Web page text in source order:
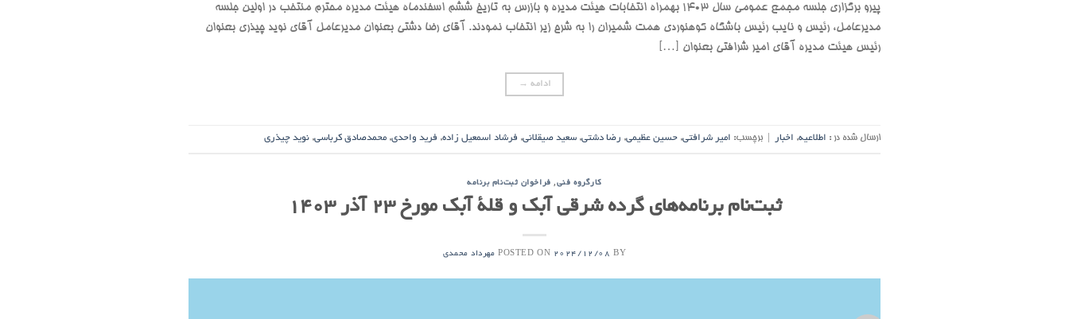
پیرو برگزاری جلسه مجمع عمومی سال 1403 بهمراه انتخابات هیئت مدیره و بازرس به تاریخ ششم اسفندماه هیئت مدیره محترم منتخب در اولین جلسه
مدیرعامل، رئیس و نایب رئیس باشگاه کوهنوردی همت شمیران را به شرح زیر انتخاب نمودند. آقای رضا دشتی بعنوان مدیرعامل آقای نوید چیذری بعنوان
رئیس هیئت مدیره آقای امیر شرافتی بعنوان […]
ادامه →
ارسال شده در : اطلاعیه, اخبار برچسب: امیر شرافتی, حسین عظیمی, رضا دشتی, سعید صیقلانی, فرشاد اسمعیل زاده, فرید واحدی, محمدصادق کرباسی, نوید چیذری
کارگروه فنی, فراخوان ثبت‌نام برنامه
ثبت‌نام برنامه‌های گرده شرقی آبک و قلۀ آبک مورخ ۲۳ آذر ۱۴۰۳
POSTED ON 2024/12/08 BY مهرداد محمدی